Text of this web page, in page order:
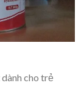
cho trẻ